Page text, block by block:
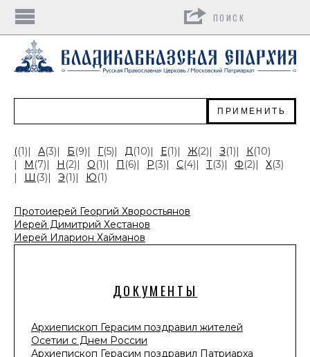
ДОКУМЕНТЫ
Архиепископ Герасим поздравил жителей
Осетии с Днем России
Архиепископ Герасим поздравил Патриарха
ПРИМЕНИТЬ
((1)| А(3)| Б(9)| Г(5)| Д (10)| Е(1)| Ж(2)| З(1)| К(10)
|
М (7)| Н (2)| О(1)| П (6)| Р(3)| С(4)| Т(3)| Ф(2)| Х(3)
|
Ш (3)| Э(1)| Ю(1)
Протоиерей Георгий Хворостьянов
Иерей Димитрий Хестанов
Иерей Иларион Хайманов